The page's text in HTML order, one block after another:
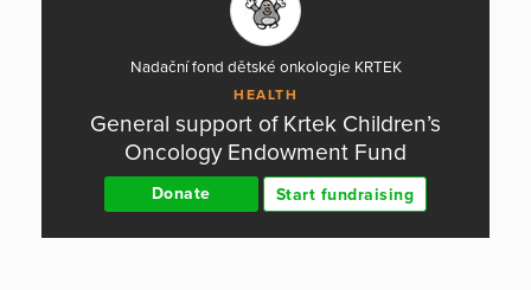
Nadační fond dětské onkologie KRTEK
HEALTH
General support of Krtek Children’s
Oncology Endowment Fund
Donate Start fundraising